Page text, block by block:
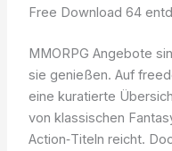
Free Download 64
MMORPG Angebote
sie genießen. Auf
eine kuratierte
von klassischen
Action‑Titeln reicht.